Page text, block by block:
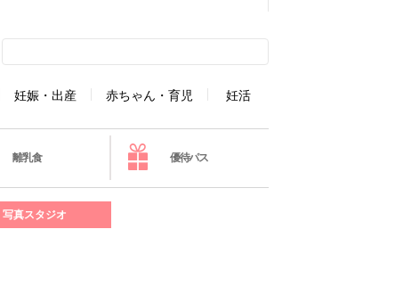
妊娠・出産 赤ちゃん・育児 妊活
離乳食 優待パス
写真スタジオ